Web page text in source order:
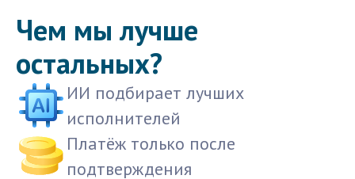
Чем мы лучше
остальных?
ИИ подбирает лучших
исполнителей
Платёж только после
подтверждения